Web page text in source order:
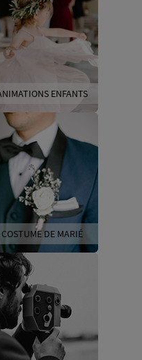
ENFANTS
COSTUME DE MARIÉ